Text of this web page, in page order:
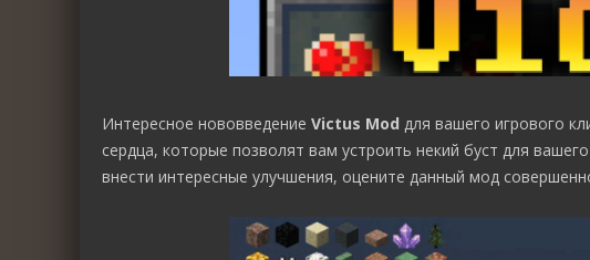
Интересное нововведение Victus Mod для вашего игрового
сердца, которые позволят вам устроить некий буст для
внести интересные улучшения, оцените данный мод